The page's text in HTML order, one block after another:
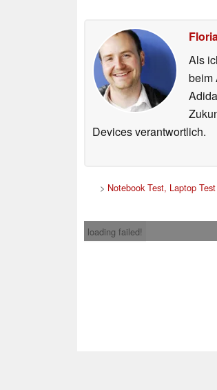
Als
beim
Devices verantwortlich.
> Notebook Test, Laptop
loading failed!